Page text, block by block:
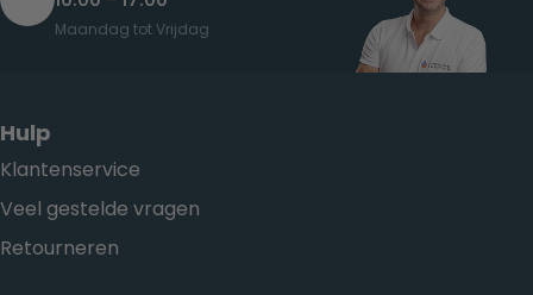
Maandag tot Vrijdag
Hulp
Klantenservice
Veel gestelde vragen
Retourneren